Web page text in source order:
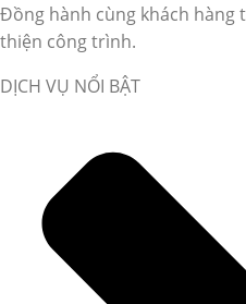
Đồng hành cùng khách hàng
thiện công trình.
DỊCH VỤ NỔI BẬT